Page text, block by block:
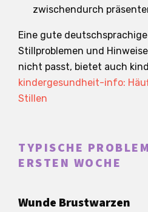
zwischendurch
Eine gute
Stillproblemen und
nicht passt, bietet auch
kindergesundheit-info:
Stillen
TYPISCHE
ERSTEN WOCHE
Wunde Brustwarzen